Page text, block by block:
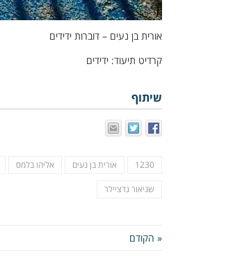
אורית בן נעים – דוברות ידידים
קרדיט תיעוד: ידידים
שיתוף
1230 אורית בן נעים אליהו בלמס
שניאור גדציילר
« הקודם